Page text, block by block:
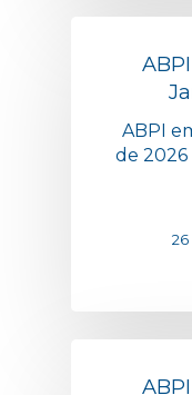
ABPI
de 2026